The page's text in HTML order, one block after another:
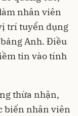
nhân viên
trí tuyển dụng
Anh. Điều
tin vào tính
thừa nhận,
biến nhân viên